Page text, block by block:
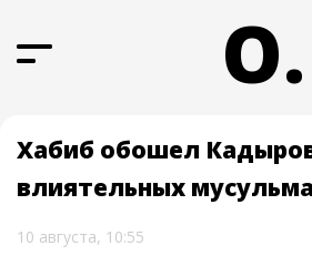
О.
Хабиб обошел
влиятельных
10 августа, 10:55